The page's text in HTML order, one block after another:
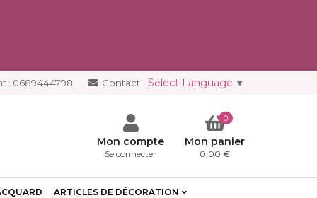
Select Language ▼
: 0689444798 Contact
Mon compte
Se connecter
0
Mon panier
0,00 €
ARTICLES DE DÉCORATION